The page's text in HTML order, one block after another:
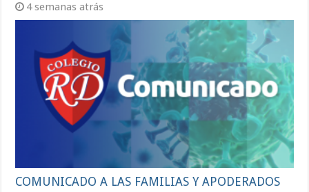
4 semanas atrás
COMUNICADO A LAS FAMILIAS Y APODERADOS